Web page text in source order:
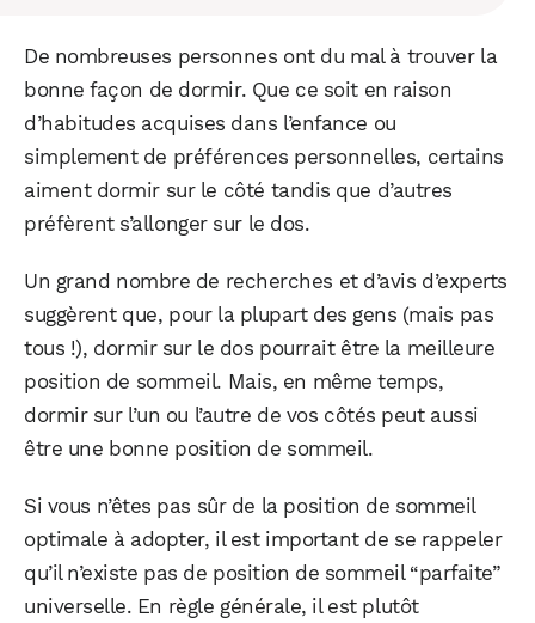
De nombreuses personnes ont du mal à trouver la
bonne façon de dormir. Que ce soit en raison
d’habitudes acquises dans l’enfance ou
simplement de préférences personnelles, certains
aiment dormir sur le côté tandis que d’autres
préfèrent s’allonger sur le dos.
Un grand nombre de recherches et d’avis d’experts
suggèrent que, pour la plupart des gens (mais pas
tous !), dormir sur le dos pourrait être la meilleure
position de sommeil. Mais, en même temps,
dormir sur l’un ou l’autre de vos côtés peut aussi
être une bonne position de sommeil.
Si vous n’êtes pas sûr de la position de sommeil
optimale à adopter, il est important de se rappeler
qu’il n’existe pas de position de sommeil “parfaite”
universelle. En règle générale, il est plutôt